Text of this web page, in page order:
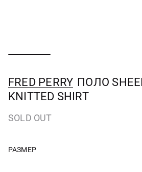
FRED PERRY ПОЛО
KNITTED SHIRT
SOLD OUT
РАЗМЕР